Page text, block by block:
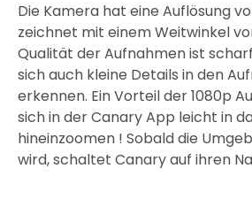
Die Kamera hat eine Auflösung
zeichnet mit einem Weitwinkel
Qualität der Aufnahmen ist
sich auch kleine Details in den
erkennen. Ein Vorteil der 1080p
sich in der Canary App leicht in
hineinzoomen ! Sobald die
wird, schaltet Canary auf ihren